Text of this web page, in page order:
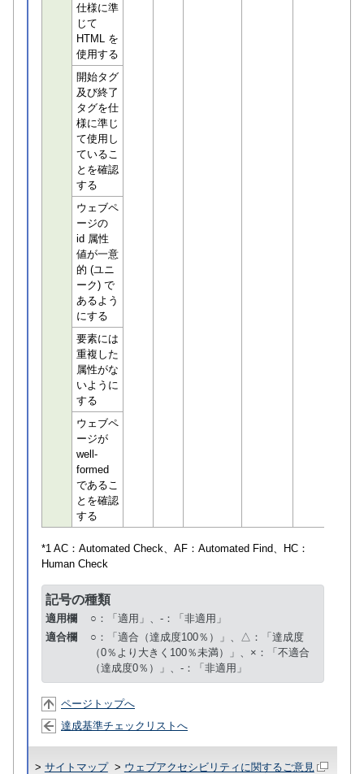
仕様に準
じて
HTML を
使用する
開始タグ
及び終了
タグを仕
様に準じ
て使用し
ているこ
とを確認
する
ウェブペ
ージの
id 属性
値が一意
的 (ユニ
ーク) で
あるよう
にする
要素には
重複した
属性がな
いように
する
ウェブペ
ージが
well-
formed
であるこ
とを確認
する
*1 AC： Automated Check、AF： Automated Find、HC：
Human Check
記号の種類
適用欄
○：「適用」、-：「非適用」
適合欄
○：「適合（達成度100％）」、△：「達成度
（0％より大きく100％未満）」、×：「不適合
（達成度0％）」、-：「非適用」
ページトップへ
達成基準チェックリストへ
> サイトマップ> ウェブアクセシビリティに関するご意見